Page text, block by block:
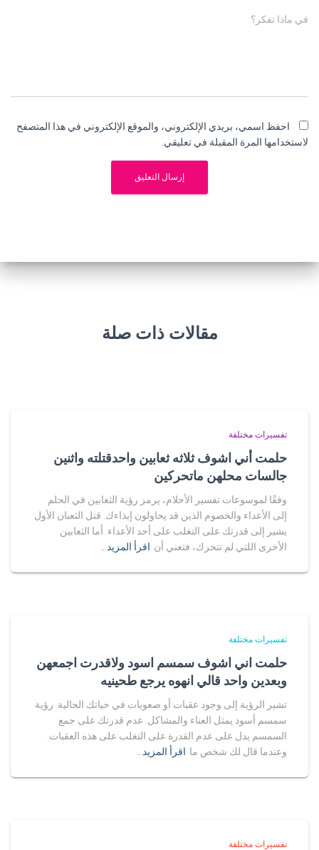
في ماذا تفكر؟
احفظ اسمي، بريدي الإلكتروني، والموقع الإلكتروني في هذا المتصفح
لاستخدامها المرة المقبلة في تعليقي.
مقالات ذات صلة
تفسيرات مختلفة
حلمت أني اشوف ثلاثه ثعابين واحدقتلته واثنين
جالسات محلهن ماتحركين
وفقًا لموسوعات تفسير الأحلام، يرمز رؤية الثعابين في الحلم
إلى الأعداء والخصوم الذين قد يحاولون إيذاءك. قتل الثعبان الأول
يشير إلى قدرتك على التغلب على أحد الأعداء. أما الثعابين
الأخرى اللتي لم تتحرك، فتعني أن اقرأ المزيد…
تفسيرات مختلفة
حلمت اني اشوف سمسم اسود ولاقدرت اجمعهن
وبعدين واحد قالي انهوه يرجع طحينيه
تشير الرؤية إلى وجود عقبات أو صعوبات في حياتك الحالية. رؤية
سمسم أسود يمثل العناء والمشاكل. عدم قدرتك على جمع
السمسم يدل على عدم القدرة على التغلب على هذه العقبات.
وعندما قال لك شخص ما اقرأ المزيد…
تفسيرات مختلفة